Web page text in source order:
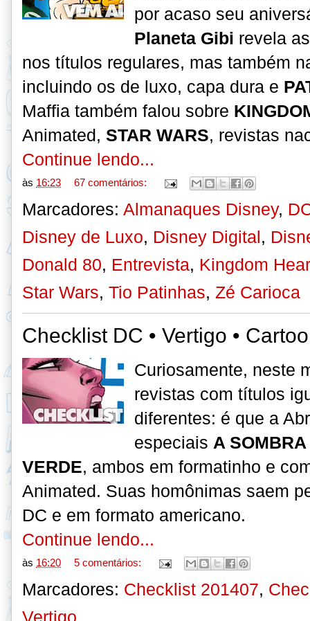
por acaso seu
Planeta Gibi revela
nos títulos regulares, mas também
incluindo os de luxo, capa dura e
Maffia também falou sobre
Animated, STAR WARS, revistas
Continue lendo...
às 16:23 67 comentários:
Marcadores: Almanaques Disney,
Disney de Luxo, Disney Digital,
Donald 80, Entrevista, Kingdom
Star Wars, Tio Patinhas, Zé Carioca
Checklist DC • Vertigo •
Curiosamente, neste
revistas com títulos
diferentes: é que a
especiais A
VERDE, ambos em formatinho e
Animated. Suas homônimas saem
DC e em formato americano.
Continue lendo...
às 16:20 5 comentários:
Marcadores: Checklist 201407,
Vertigo